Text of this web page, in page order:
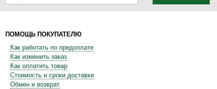
ПОМОЩЬ ПОКУПАТЕЛЮ
Как работать по предоплате
Как изменить заказ
Как оплатить товар
Стоимость и сроки доставки
Обмен и возврат